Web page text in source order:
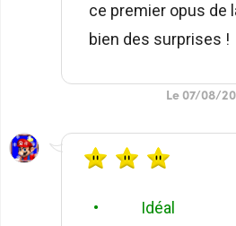
ce premier opus de
bien des surprises !
Le 07/08/
• Idéal